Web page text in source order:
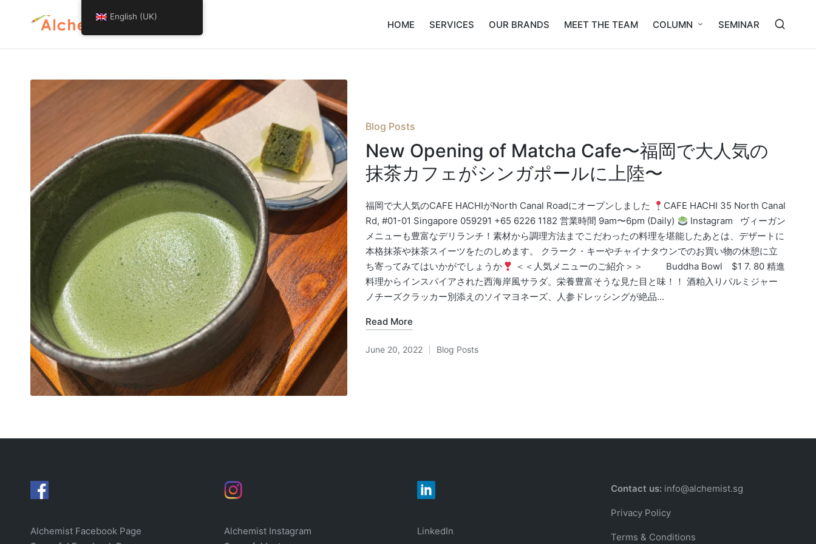
HOME SERVICES OUR BRANDS MEET THE TEAM COLUMN SEMINAR
Posted
in
Blog Posts
New Opening of Matcha Cafe〜福岡で大人気の
抹茶カフェがシンガポールに上陸〜
福岡で大人気のCAFE HACHIがNorth Canal Roadにオープンしました
CAFE HACHI 35 North Canal
Rd, #01-01 Singapore 059291 +65 6226 1182 営業時間 9am〜6pm (Daily)
Instagram ヴィーガン
メニューも豊富なデリランチ！素材から調理方法までこだわったの料理を堪能したあとは、デザートに
本格抹茶や抹茶スイーツをたのしめます。 クラーク・キーやチャイナタウンでのお買い物の休憩に立
ち寄ってみてはいかがでしょうか
＜＜人気メニューのご紹介＞＞ Buddha Bowl $1 7. 80 精進
料理からインスパイアされた西海岸風サラダ。栄養豊富そうな見た目と味！！ 酒粕入りパルミジャー
ノチーズクラッカー別添えのソイマヨネーズ、人参ドレッシングが絶品...
Read More
June 20, 2022
Posted
Blog Posts
Alchemist Facebook Page
Alchemist Instagram
LinkedIn
Contact us: info@alchemist.sg
Privacy Policy
Terms & Conditions
English (UK)